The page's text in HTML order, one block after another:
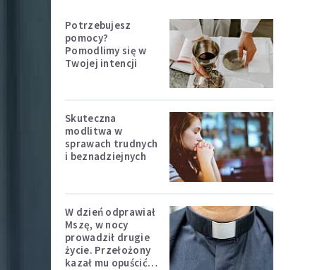
Potrzebujesz
pomocy?
Pomodlimy się w
Twojej intencji
Skuteczna
modlitwa w
sprawach trudnych
i beznadziejnych
W dzień odprawiał
Mszę, w nocy
prowadził drugie
życie. Przełożony
kazał mu opuścić